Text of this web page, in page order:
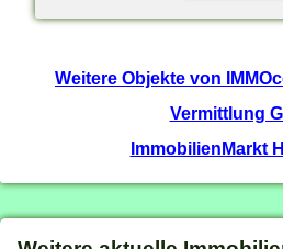
Weitere Objekte von
Vermittlung
ImmobilienMarkt